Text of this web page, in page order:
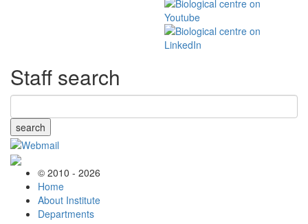
Staff search
search
© 2010 - 2026
Home
About Institute
Departments